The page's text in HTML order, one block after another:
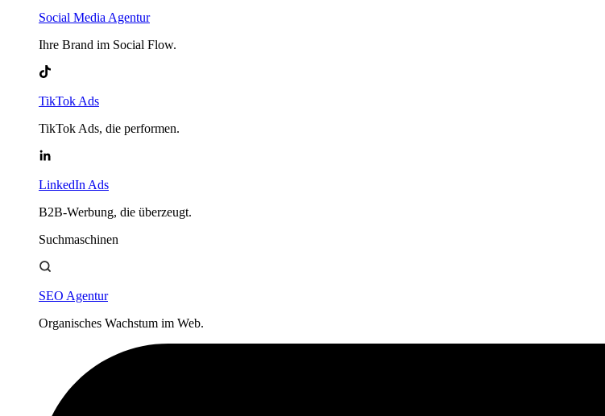
Social Media Agentur
Ihre Brand im Social Flow.
TikTok Ads
TikTok Ads, die performen.
LinkedIn Ads
B2B-Werbung, die überzeugt.
Suchmaschinen
SEO Agentur
Organisches Wachstum im Web.